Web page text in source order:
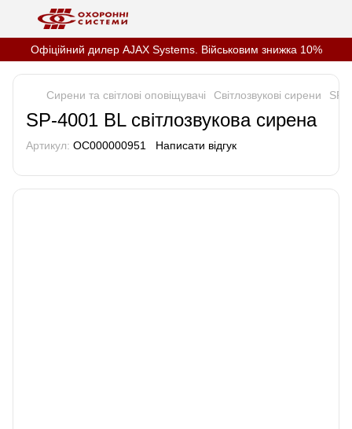
Офіційний дилер AJAX Systems. Військовим знижка 10%
Сирени та світлові оповіщувачі Світлозвукові сирени SP-
SP-4001 BL світлозвукова сирена
Артикул: OC000000951 Написати відгук